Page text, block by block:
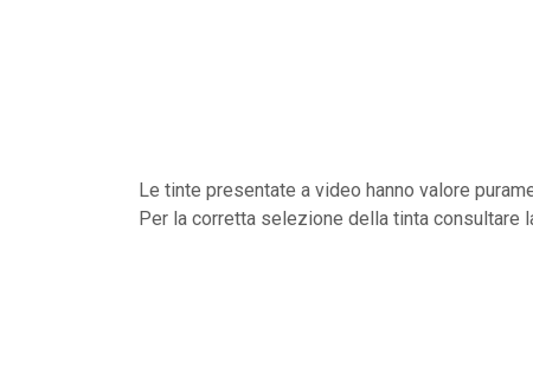
Le tinte presentate a video hanno valore
Per la corretta selezione della tinta